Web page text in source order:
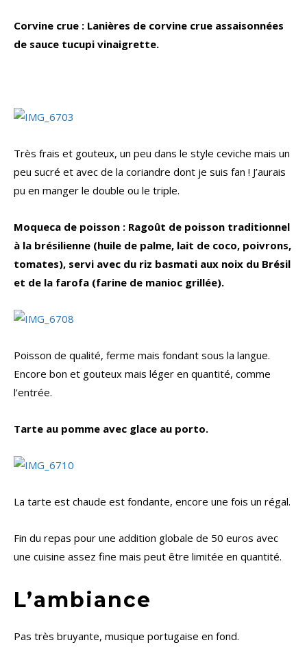
Corvine crue : Lanières de corvine crue assaisonnées
de sauce tucupi vinaigrette.
Très frais et gouteux, un peu dans le style ceviche mais un
peu sucré et avec de la coriandre dont je suis fan ! J’aurais
pu en manger le double ou le triple.
Moqueca de poisson : Ragoût de poisson traditionnel
à la brésilienne (huile de palme, lait de coco, poivrons,
tomates), servi avec du riz basmati aux noix du Brésil
et de la farofa (farine de manioc grillée).
Poisson de qualité, ferme mais fondant sous la langue.
Encore bon et gouteux mais léger en quantité, comme
l’entrée.
Tarte au pomme avec glace au porto.
La tarte est chaude est fondante, encore une fois un régal.
Fin du repas pour une addition globale de 50 euros avec
une cuisine assez fine mais peut être limitée en quantité.
L’ambiance
Pas très bruyante, musique portugaise en fond.